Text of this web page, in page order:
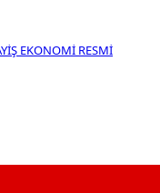
EKONOMİ RESMİ